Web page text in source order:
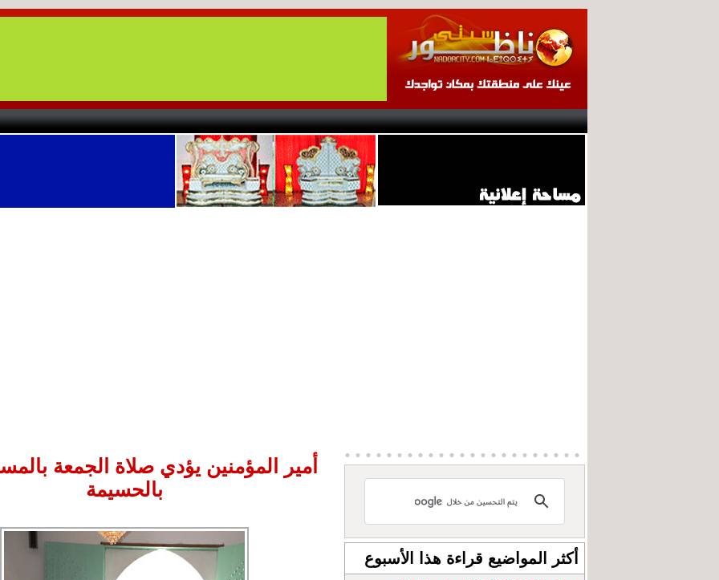
أمير المؤمنين يؤدي صلاة الجمعة
بالحسيمة
أكثر المواضيع قراءة هذا الأسبوع